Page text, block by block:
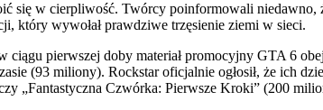
się w cierpliwość. Twórcy poinformowali niedawno,
który wywołał prawdziwe trzęsienie ziemi w sieci.
ciągu pierwszej doby materiał promocyjny GTA 6
(93 miliony). Rockstar oficjalnie ogłosił, że ich
„Fantastyczna Czwórka: Pierwsze Kroki” (200